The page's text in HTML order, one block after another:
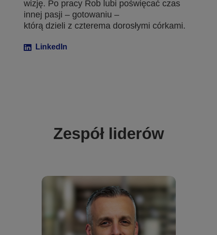
wizję. Po pracy Rob lubi poświęcać czas
innej pasji – gotowaniu –
którą dzieli z czterema dorosłymi córkami.
LinkedIn
Zespół liderów